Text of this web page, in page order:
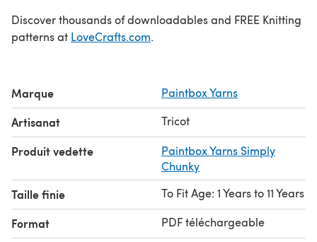
Discover thousands of downloadables and FREE Knitting
patterns at LoveCrafts.com.
Marque Paintbox Yarns
Artisanat Tricot
Produit vedette
Paintbox Yarns Simply
Chunky
Taille finie To Fit Age: 1 Years to 11 Years
Format PDF téléchargeable